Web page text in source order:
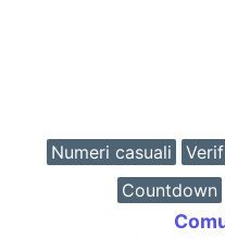
Numeri casuali
Countdown